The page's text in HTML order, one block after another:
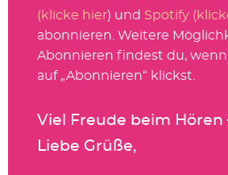
(klicke hier) und Spotify
abonnieren. Weitere
Abonnieren findest du,
auf „Abonnieren“ klickst.
Viel Freude beim Hören
Liebe Grüße,